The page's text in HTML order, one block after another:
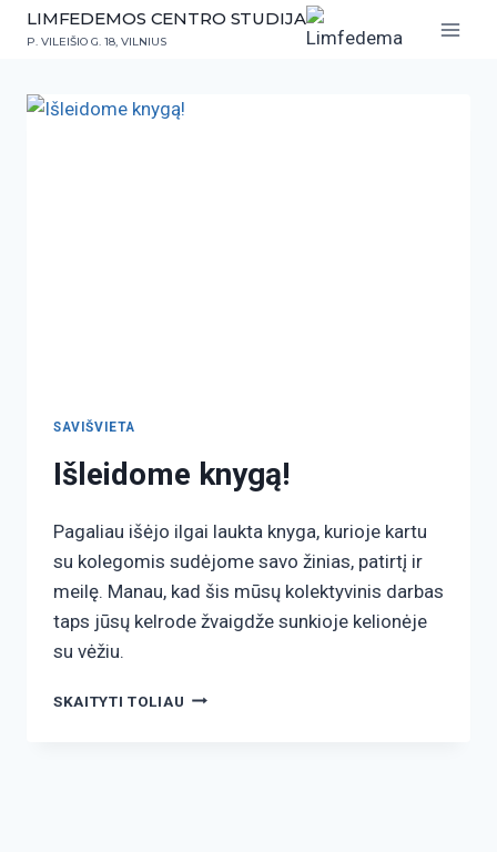
LIMFEDEMOS CENTRO STUDIJA
P. VILEIŠIO G. 18, VILNIUS
SAVIŠVIETA
Išleidome knygą!
Pagaliau išėjo ilgai laukta knyga, kurioje kartu
su kolegomis sudėjome savo žinias, patirtį ir
meilę. Manau, kad šis mūsų kolektyvinis darbas
taps jūsų kelrode žvaigdže sunkioje kelionėje
su vėžiu.
SKAITYTI TOLIAU